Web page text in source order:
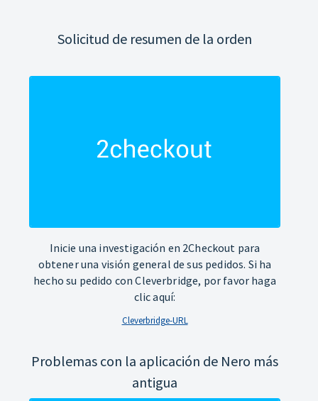
Solicitud de resumen de la orden
Inicie una investigación en 2Checkout para
obtener una visión general de sus pedidos. Si ha
hecho su pedido con Cleverbridge, por favor haga
clic aquí:
Cleverbridge-URL
Problemas con la aplicación de Nero más
antigua